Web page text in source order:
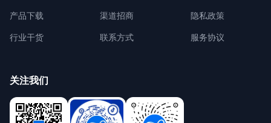
产品下载
行业干货
渠道招商
联系方式
隐私政策
服务协议
关注我们